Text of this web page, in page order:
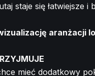
staje się łatwiejsze i
aranżacji
mieć dodatkowy